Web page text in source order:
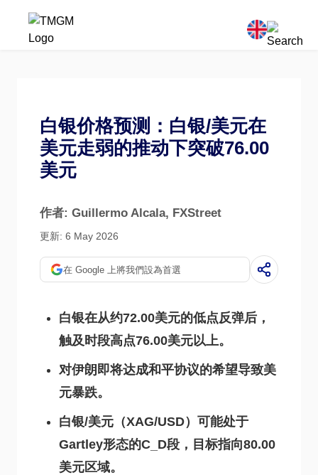
白银价格预测：白银/美元在
美元走弱的推动下突破76.00
美元
作者: Guillermo Alcala, FXStreet
更新: 6 May 2026
在 Google 上將我們設為首選
白银在从约72.00美元的低点反弹后，
触及时段高点76.00美元以上。
对伊朗即将达成和平协议的希望导致美
元暴跌。
白银/美元（XAG/USD）可能处于
Gartley形态的C_D段，目标指向80.00
美元区域。